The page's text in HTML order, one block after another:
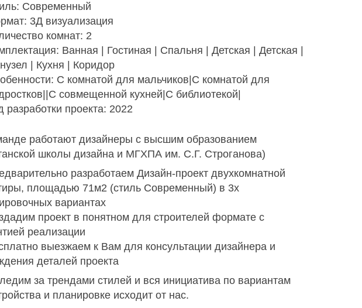
Современный
3Д визуализация
комнат: 2
Ванная | Гостиная | Спальня | Детская | Детская |
| Кухня | Коридор
С комнатой для мальчиков|С комнатой для
совмещенной кухней|С библиотекой|
разработки проекта: 2022
работают дизайнеры с высшим образованием
школы дизайна и МГХПА им. С.Г. Строганова)
разработаем Дизайн-проект двухкомнатной
площадью 71м2 (стиль Современный) в 3х
вариантах
проект в понятном для строителей формате с
реализации
выезжаем к Вам для консультации дизайнера и
деталей проекта
за трендами стилей и вся инициатива по вариантам
и планировке исходит от нас.